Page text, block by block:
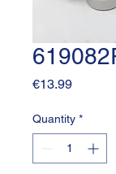
€13.99Price
Quantity *